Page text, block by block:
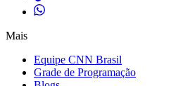
Mais
Equipe CNN Brasil
Grade de Programação